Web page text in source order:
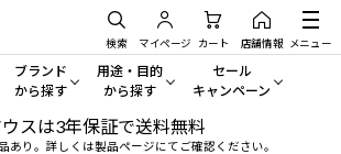
検索 マイページ カート 店舗情報 メニュー
から探す をすべてみる
ブランド
から探す
mouse
用途・目的
から探す
一般向けパソコン
セール
キャンペーン
セール・キャンペー
スは3年保証で送料無料
あり。詳しくは製品ページにてご確認ください。